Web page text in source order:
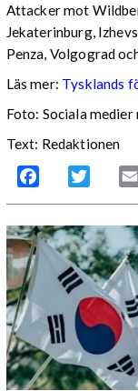
Attacker mot
Jekaterinburg,
Penza, Volgograd
Läs mer: Tysklands
Foto: Sociala
Text: Redaktionen
Facebook Twitter